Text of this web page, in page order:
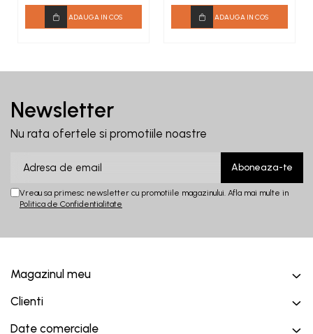
ADAUGA IN COS ADAUGA IN COS
Newsletter
Nu rata ofertele si promotiile noastre
Vreau sa primesc newsletter cu promotiile magazinului. Afla mai multe in
Politica de Confidentialitate
Magazinul meu
Clienti
Date comerciale